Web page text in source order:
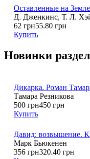
Оставленные на
Д. Дженкинс, Т. Л.
62 грн55.80 грн
Купить
Новинки
Дикарка. Роман
Тамара Резникова
500 грн450 грн
Купить
Давид: возвышение.
Марк Бьюкенен
356 грн320.40 грн